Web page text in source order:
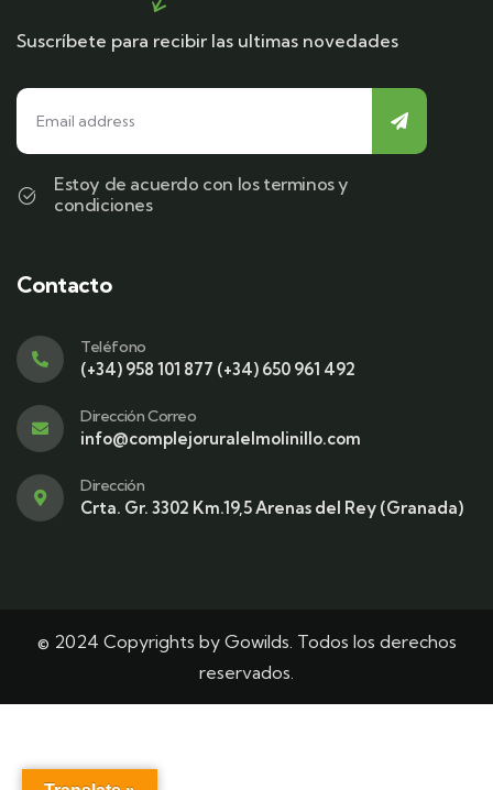
Suscríbete para recibir las ultimas novedades
Estoy de acuerdo con los terminos y
condiciones
Contacto
Teléfono
(+34) 958 101 877 (+34) 650 961 492
Dirección Correo
info@complejoruralelmolinillo.com
Dirección
Crta. Gr. 3302 Km.19,5 Arenas del Rey (Granada)
© 2024 Copyrights by Gowilds. Todos los derechos
reservados.